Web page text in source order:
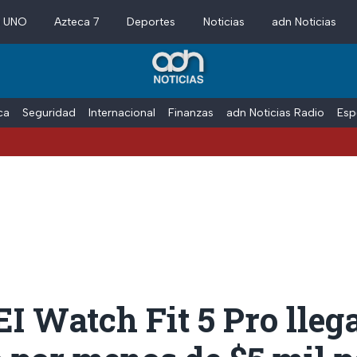
Azteca 7 Deportes Noticias adn Noticias
Seguridad Internacional Finanzas adn Noticias Radio
Watch Fit 5 Pro